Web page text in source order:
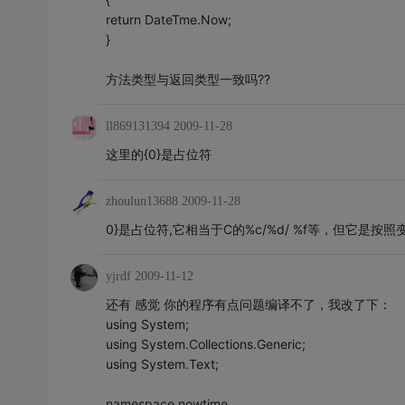
return DateTme.Now;
}
方法类型与返回类型一致吗??
ll869131394 2009-11-28
这里的{0}是占位符
zhoulun13688 2009-11-28
0}是占位符,它相当于C的%c/%d/ %f等，但它是按照
yjrdf 2009-11-12
还有 感觉 你的程序有点问题编译不了，我改了下：
using System;
using System.Collections.Generic;
using System.Text;